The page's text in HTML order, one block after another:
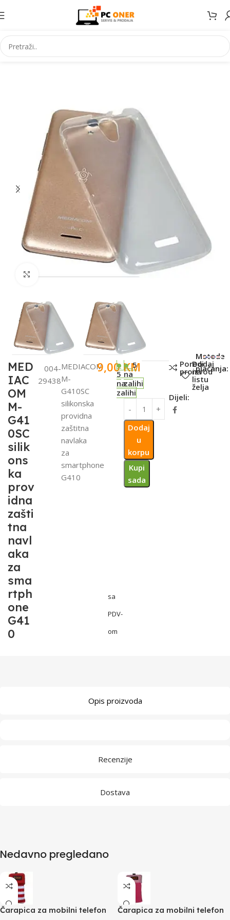
Početna Elektronika Mobiteli Dodaci za mobitele
Click to enlarge
MED
IAC
OM
M-
G41
0SC
silik
ons
ka
prov
idna
zašti
tna
navl
aka
za
sma
rtph
one
G41
0
SKU:
004-
29438
MEDIACOM
M-
G410SC
silikonska
providna
zaštitna
navlaka
za
smartphone
G410
9,00KM
sa
PDV-
om
5
na
zalihi
5
na
zalihi
Dodaj
u
korpu
Kupi
sada
Poredi
proizvod
Dodaj
na
listu
želja
Dijeli:
Metode
plaćanja:
Opis proizvoda
Recenzije
Dostava
Nedavno pregledano
Čarapica za mobilni telefon
Čarapica za mobilni telefon